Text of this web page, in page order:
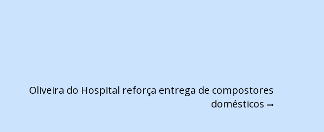
Oliveira do Hospital reforça entrega de compostores
domésticos